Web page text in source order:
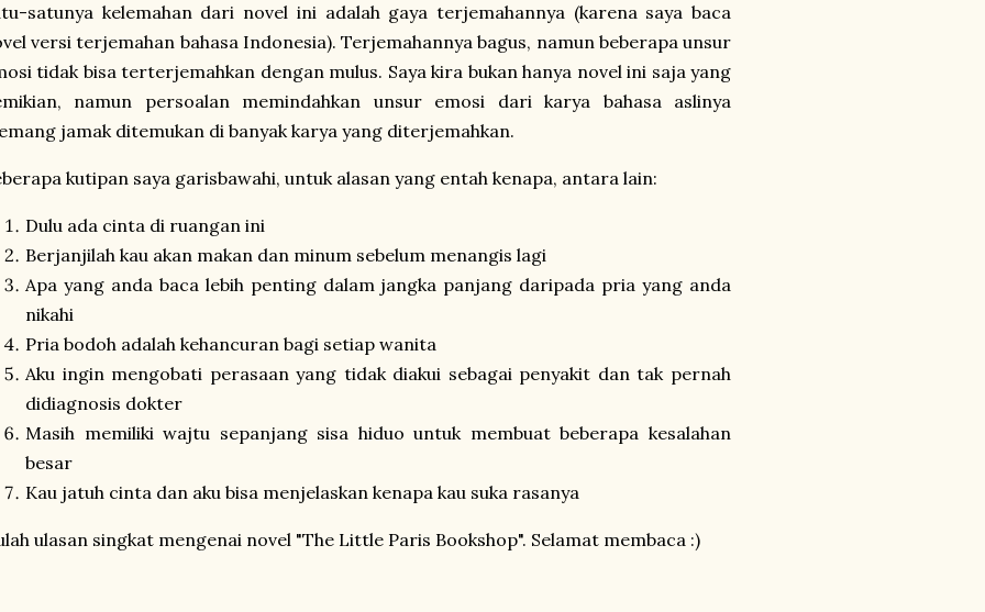
satunya kelemahan dari novel ini adalah gaya terjemahannya (karena saya baca
versi terjemahan bahasa Indonesia). Terjemahannya bagus, namun beberapa unsur
tidak bisa terterjemahkan dengan mulus. Saya kira bukan hanya novel ini saja yang
namun persoalan memindahkan unsur emosi dari karya bahasa aslinya
jamak ditemukan di banyak karya yang diterjemahkan.
kutipan saya garisbawahi, untuk alasan yang entah kenapa, antara lain:
Dulu ada cinta di ruangan ini
Berjanjilah kau akan makan dan minum sebelum menangis lagi
Apa yang anda baca lebih penting dalam jangka panjang daripada pria yang anda
nikahi
Pria bodoh adalah kehancuran bagi setiap wanita
Aku ingin mengobati perasaan yang tidak diakui sebagai penyakit dan tak pernah
didiagnosis dokter
Masih memiliki wajtu sepanjang sisa hiduo untuk membuat beberapa kesalahan
besar
Kau jatuh cinta dan aku bisa menjelaskan kenapa kau suka rasanya
ulasan singkat mengenai novel "The Little Paris Bookshop". Selamat membaca :)